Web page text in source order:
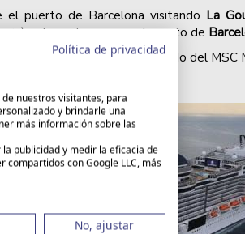
el puerto de Barcelona visitando La
y desembarque en el puerto de
Mediterráneo Occidental, a bordo del MSC
Política de privacidad
nuestros visitantes, para
y brindarle una
más información sobre las
publicidad y medir la eficacia de
compartidos con Google LLC, más
No, ajustar